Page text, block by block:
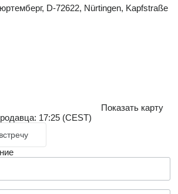
D-72622, Nürtingen, Kapfstraße
Показать карту
17:25 (CEST)